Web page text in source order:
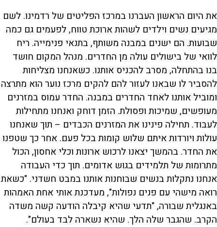
את היום הראשון העברנו במרכז הפליטים של רדמינו. לשם
מגיעים נשים וילדים לשהות ארוכת טווח, לפעמים גם כמה
שבועות. הם ישנים במבנה משותף, בתנאי פנימייה. ריח
לוואי של בישולים עולה מן החדרים. מנהל המקום חושד
בנו בהתחלה, מסרב להכניס אותנו. כשאנחנו מצליחות
להסביר לו שבאנו לעזור להם להקים מרכז נוער הוא מתרצה
ומוביל אותנו לאחד החדרים במבנה. החדר עמוס במזרנים
מעופשים, שמיכות ופסולת. הזמן דוחק ואנחנו מתחילות
לעבוד. תחילה פינינו את המזרנים הכבדים – תוך שאנחנו
עולות ויורדות איתם שלוש קומות בכל פעם. אחר כך שטפנו
את החדר. בהמשך יצאנו לרכוש ארונות וכלי אחסון, הכול
מתרומות של תלמידים בגוש אדומים. תוך כדי העבודה
אנחנו נתקלות בנשים שבוחנות אותנו במבט חשדני. "כשאת
רואה מישהי עם פנים נפולות", מעדכנת אותי אחת האמהות
באנגלית שבורה, "תדעי שהיא קיבלה הודעה קשה משדה
הקרב. שהגבר שלה הלך. שהיא נשארה לבד בעולם".